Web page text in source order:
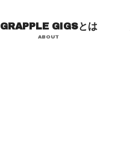
GRAPPLE GIGSとは
ABOUT